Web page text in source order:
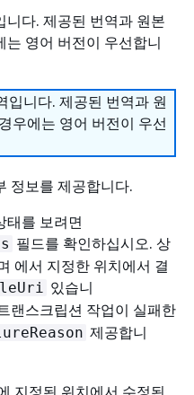
니다. 제공된 번역과 원본
영어 버전이 우선합니
입니다. 제공된 번역과 원
우에는 영어 버전이 우선
정보를 제공합니다.
태를 보려면
필드를 확인하십시오. 상
에서 지정한 위치에서 결
있습니
랜스크립션 작업이 실패한
제공합니
지정된 위치에서 수정된